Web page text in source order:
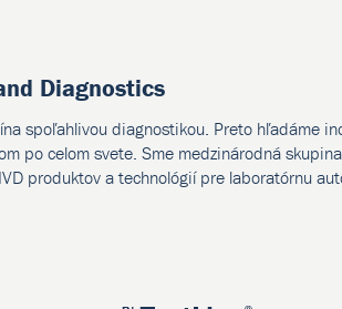
Diagnostics
spoľahlivou diagnostikou. Preto hľadáme
po celom svete. Sme medzinárodná
produktov a technológií pre laboratórnu